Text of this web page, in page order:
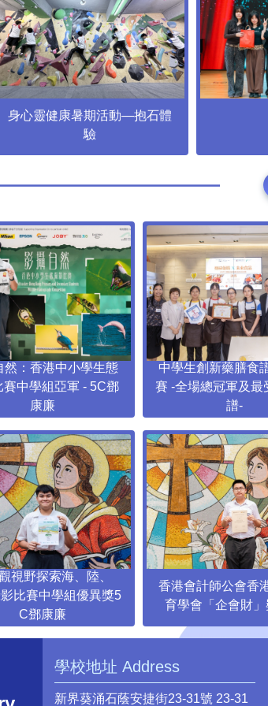
身心靈健康暑期活動—抱石體
驗
然：香港中小學生態
賽中學組亞軍 - 5C鄧
康廉
中學生創新藥膳食
賽 -全場總冠軍及最
譜-
觀視野探索海、陸、
比賽中學組優異獎5
C鄧康廉
香港會計師公會香
育學會「企會財」
學校地址 Address
新界葵涌石蔭安捷街23-31號 23-31